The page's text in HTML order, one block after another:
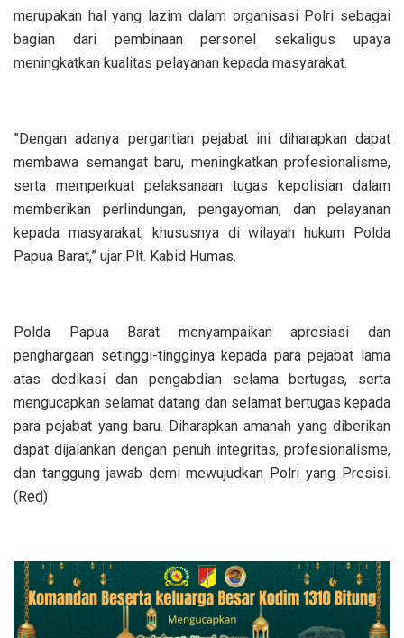
merupakan hal yang lazim dalam organisasi Polri sebagai
bagian dari pembinaan personel sekaligus upaya
meningkatkan kualitas pelayanan kepada masyarakat.
‎”Dengan adanya pergantian pejabat ini diharapkan dapat
membawa semangat baru, meningkatkan profesionalisme,
serta memperkuat pelaksanaan tugas kepolisian dalam
memberikan perlindungan, pengayoman, dan pelayanan
kepada masyarakat, khususnya di wilayah hukum Polda
Papua Barat,” ujar Plt. Kabid Humas.
‎Polda Papua Barat menyampaikan apresiasi dan
penghargaan setinggi-tingginya kepada para pejabat lama
atas dedikasi dan pengabdian selama bertugas, serta
mengucapkan selamat datang dan selamat bertugas kepada
para pejabat yang baru. Diharapkan amanah yang diberikan
dapat dijalankan dengan penuh integritas, profesionalisme,
dan tanggung jawab demi mewujudkan Polri yang Presisi.
(Red)